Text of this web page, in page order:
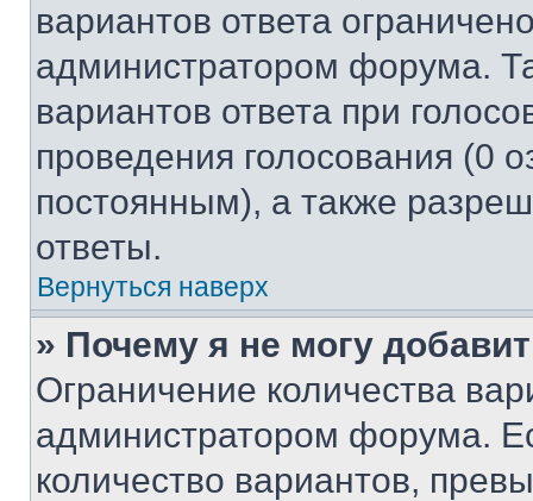
вариантов ответа
администратором форума.
вариантов ответа при
проведения голосования (0
постоянным), а также
ответы.
Вернуться наверх
» Почему я не могу
Ограничение количества
администратором форума.
количество вариантов,